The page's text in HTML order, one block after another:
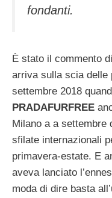
fondanti.
È stato il commento di
arriva sulla scia delle
settembre 2018
PRADAFURFREE
Milano a a settembre
sfilate internazionali
primavera-estate. E
aveva lanciato
moda di dire basta